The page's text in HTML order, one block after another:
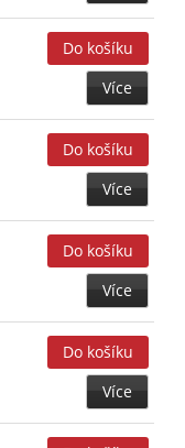
Více
Více
Více
Více